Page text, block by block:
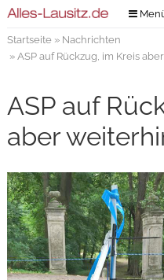
Verlag
Kontakt
Impressum
Startseite» Nachrichten
» ASP auf Rückzug, im Kreis
ASP auf
aber